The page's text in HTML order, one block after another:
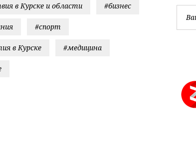
в Курске и области #бизнес
#спорт
в Курске #медицина